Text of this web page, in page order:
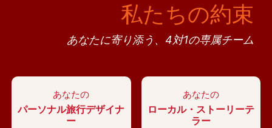
私たちの約束
あなたに寄り添う、4対1の専属チーム
あなたの
パーソナル旅行デザイナ
ー
あなたの
ローカル・ストーリーテ
ラー